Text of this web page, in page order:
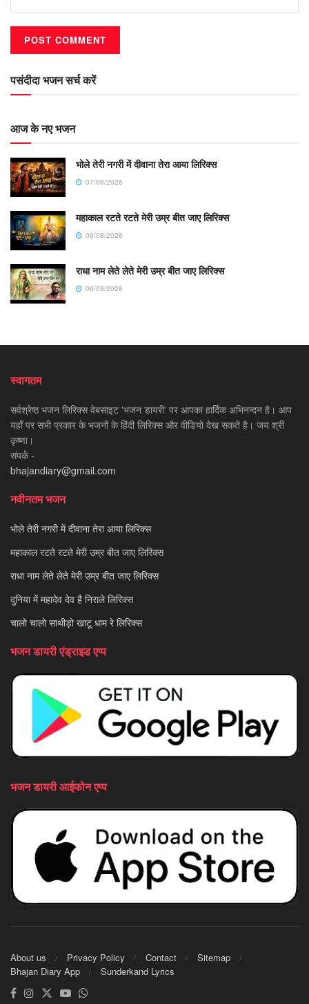
पसंदीदा भजन सर्च करें
आज के नए भजन
भोले तेरी नगरी में दीवाना तेरा आया लिरिक्स
07/08/2026
महाकाल रटते रटते मेरी उम्र बीत जाए लिरिक्स
06/08/2026
राधा नाम लेते लेते मेरी उम्र बीत जाए लिरिक्स
06/08/2026
स्वागतम
सर्वश्रेष्ठ भजन लिरिक्स वेबसाइट 'भजन डायरी' पर आपका हार्दिक अभिनन्दन है। आप
यहाँ पर सभी प्रकार के भजनों के हिंदी लिरिक्स और वीडियो देख सकते है। जय श्री
कृष्णा।
संपर्क -
bhajandiary@gmail.com
नवीनतम भजन
भोले तेरी नगरी में दीवाना तेरा आया लिरिक्स
महाकाल रटते रटते मेरी उम्र बीत जाए लिरिक्स
राधा नाम लेते लेते मेरी उम्र बीत जाए लिरिक्स
दुनिया में महादेव देव है निराले लिरिक्स
चालो चालो साथीड़ो खाटू धाम रे लिरिक्स
भजन डायरी एंड्राइड एप्प
भजन डायरी आईफोन एप्प
About us Privacy Policy Contact
Sitemap
Bhajan Diary App
Sunderkand Lyrics